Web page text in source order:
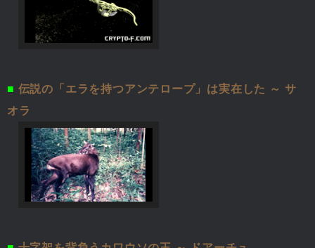
■ 伝説の「エラを持つアンテロープ」は実在した ～ サ
オラ